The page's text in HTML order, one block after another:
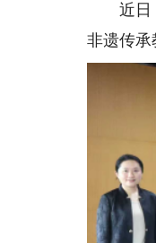
近日，
非遗传承